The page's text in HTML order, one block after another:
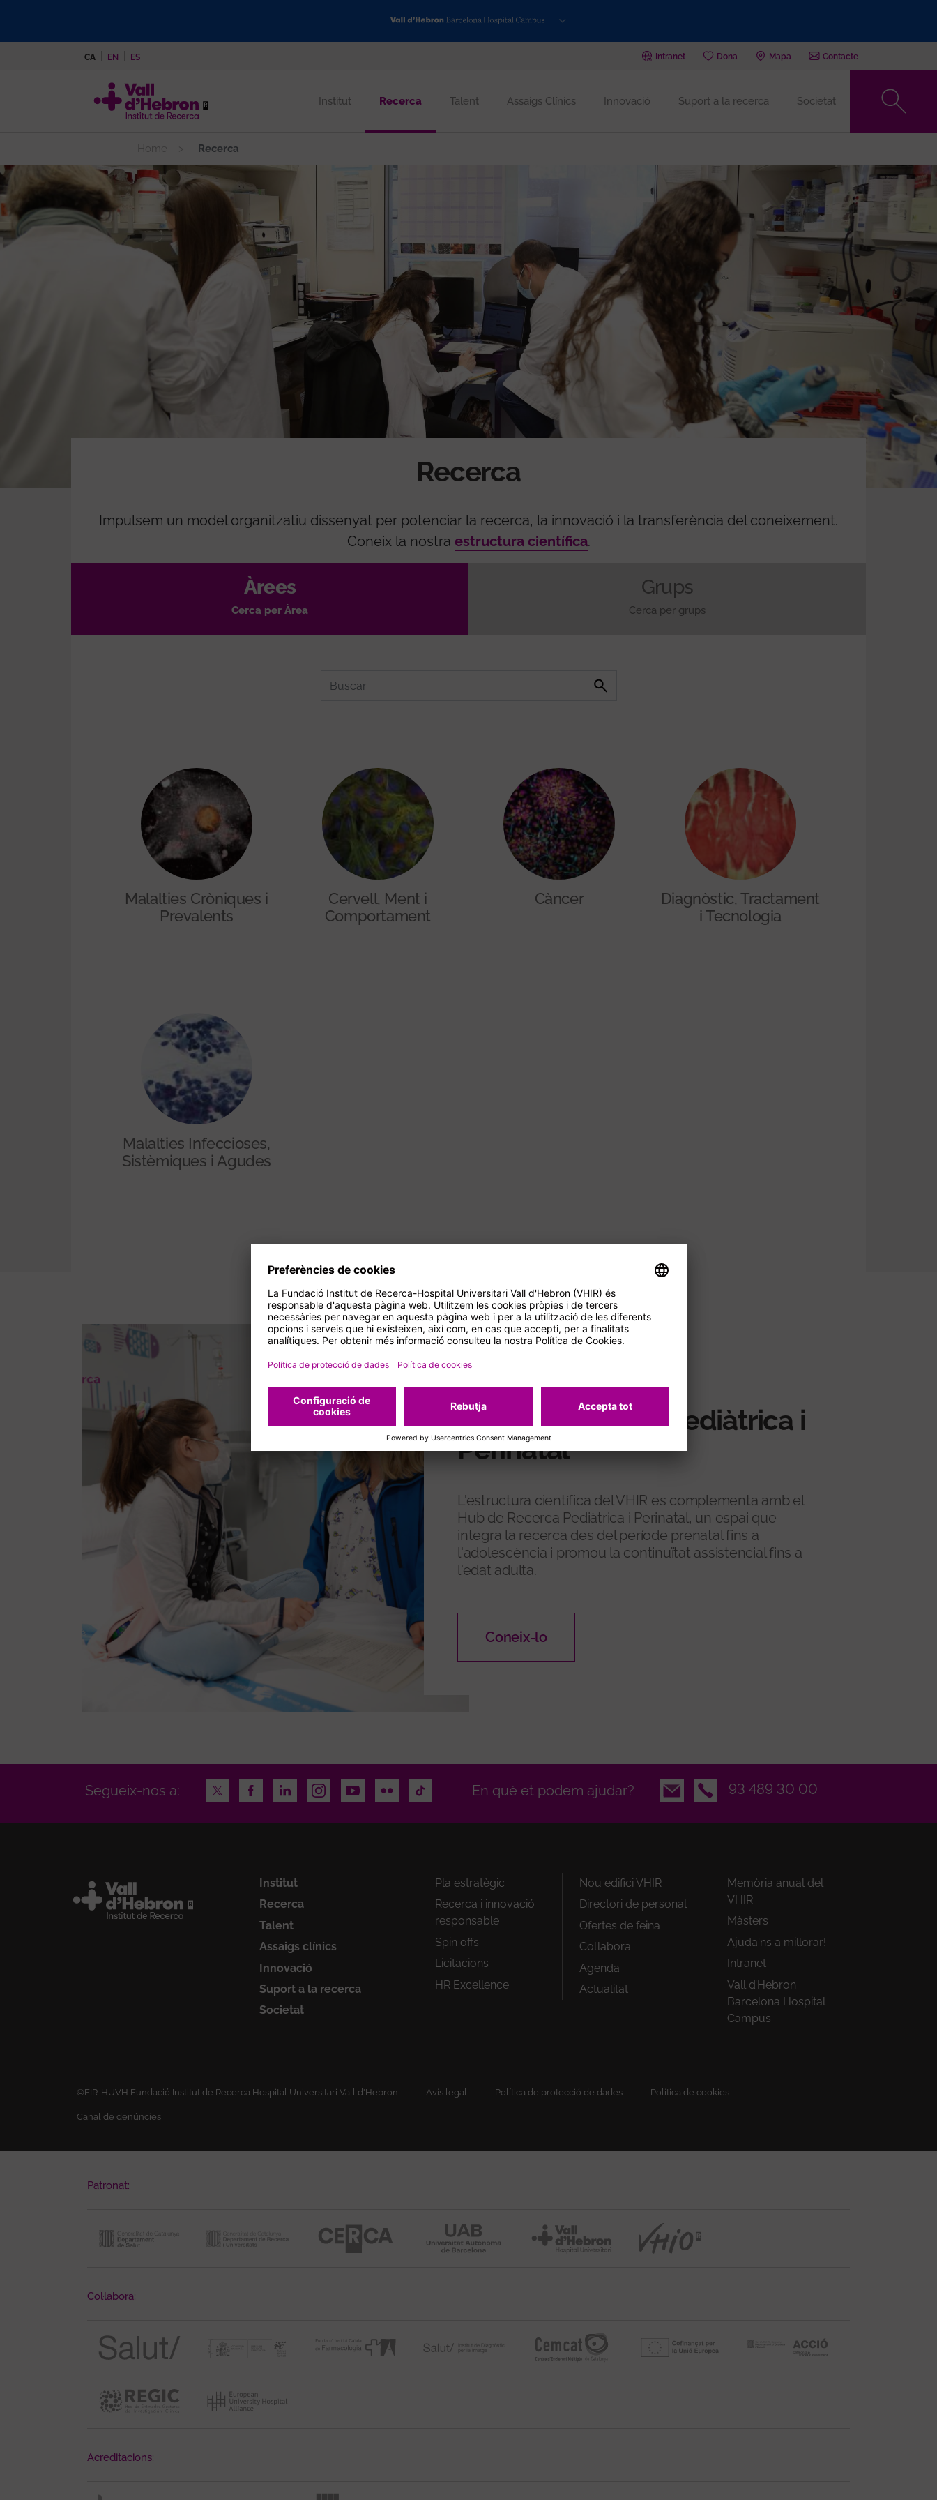
CA EN ES Intranet Dona Mapa Contacte
Institut Recerca Talent Assaigs Clínics Innovació Suport a la recerca Societat
Home Recerca
Recerca
Impulsem un model organitzatiu dissenyat per potenciar la recerca, la innovació i la transferència del coneixement.
Coneix la nostra estructura científica.
Àrees
Cerca per Àrea
Grups
Cerca per grups
Malalties Cròniques i
Prevalents
Cervell, Ment i
Comportament
Càncer
Diagnòstic, Tractament
i Tecnologia
Malalties Infeccioses,
Sistèmiques i Agudes
Hub de Recerca Pediàtrica i
Perinatal
L'estructura científica del VHIR es complementa amb el
Hub de Recerca Pediàtrica i Perinatal, un espai que
integra la recerca des del període prenatal fins a
l'adolescència i promou la continuïtat assistencial fins a
l'edat adulta.
Coneix-lo
Segueix-nos a: TwitterFacebookLinkedInInstagramYoutube
Flickr TikTok En què et podem ajudar? Email 93 489 30 00
Institut
Recerca
Talent
Assaigs clínics
Innovació
Suport a la recerca
Societat
Peu
Pla estratègic
Recerca i innovació
responsable
Spin offs
Licitacions
HR Excellence
Nou edifici VHIR
Directori de personal
Ofertes de feina
Col·labora
Agenda
Actualitat
Memòria anual del
VHIR
Màsters
Ajuda'ns a millorar!
Intranet
Vall d’Hebron
Barcelona Hospital
Campus
©FIR-HUVH Fundació Institut de Recerca Hospital Universitari Vall d'Hebron Avís legal Política de protecció de dades Política de cookies
Canal de denúncies
Patronat:
Col·labora:
Acreditacions: